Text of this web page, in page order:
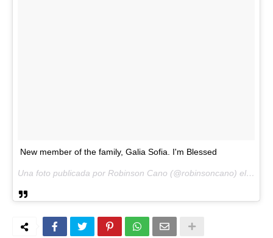
New member of the family, Galia Sofia. I'm Blessed
Una foto publicada por Robinson Cano (@robinsoncano) el30